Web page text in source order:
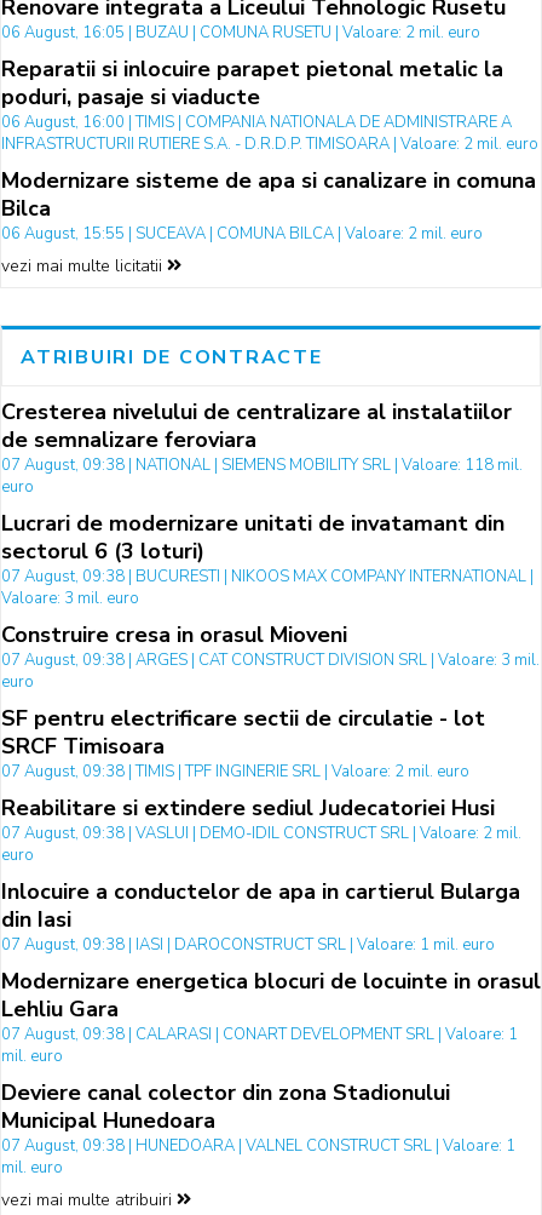
Renovare integrata a Liceului Tehnologic Rusetu
06 August, 16:05 | BUZAU | COMUNA RUSETU | Valoare: 2 mil. euro
Reparatii si inlocuire parapet pietonal metalic la
poduri, pasaje si viaducte
06 August, 16:00 | TIMIS | COMPANIA NATIONALA DE ADMINISTRARE A
INFRASTRUCTURII RUTIERE S.A. - D.R.D.P. TIMISOARA | Valoare: 2 mil. euro
Modernizare sisteme de apa si canalizare in comuna
Bilca
06 August, 15:55 | SUCEAVA | COMUNA BILCA | Valoare: 2 mil. euro
vezi mai multe licitatii
ATRIBUIRI DE CONTRACTE
Cresterea nivelului de centralizare al instalatiilor
de semnalizare feroviara
07 August, 09:38 | NATIONAL | SIEMENS MOBILITY SRL | Valoare: 118 mil.
euro
Lucrari de modernizare unitati de invatamant din
sectorul 6 (3 loturi)
07 August, 09:38 | BUCURESTI | NIKOOS MAX COMPANY INTERNATIONAL |
Valoare: 3 mil. euro
Construire cresa in orasul Mioveni
07 August, 09:38 | ARGES | CAT CONSTRUCT DIVISION SRL | Valoare: 3 mil.
euro
SF pentru electrificare sectii de circulatie - lot
SRCF Timisoara
07 August, 09:38 | TIMIS | TPF INGINERIE SRL | Valoare: 2 mil. euro
Reabilitare si extindere sediul Judecatoriei Husi
07 August, 09:38 | VASLUI | DEMO-IDIL CONSTRUCT SRL | Valoare: 2 mil.
euro
Inlocuire a conductelor de apa in cartierul Bularga
din Iasi
07 August, 09:38 | IASI | DAROCONSTRUCT SRL | Valoare: 1 mil. euro
Modernizare energetica blocuri de locuinte in orasul
Lehliu Gara
07 August, 09:38 | CALARASI | CONART DEVELOPMENT SRL | Valoare: 1
mil. euro
Deviere canal colector din zona Stadionului
Municipal Hunedoara
07 August, 09:38 | HUNEDOARA | VALNEL CONSTRUCT SRL | Valoare: 1
mil. euro
vezi mai multe atribuiri